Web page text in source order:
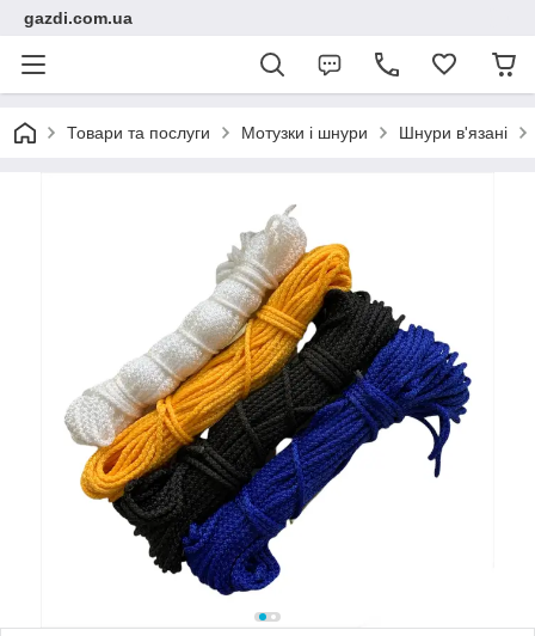
gazdi.com.ua
Товари та послуги Мотузки і шнури Шнури в'язані